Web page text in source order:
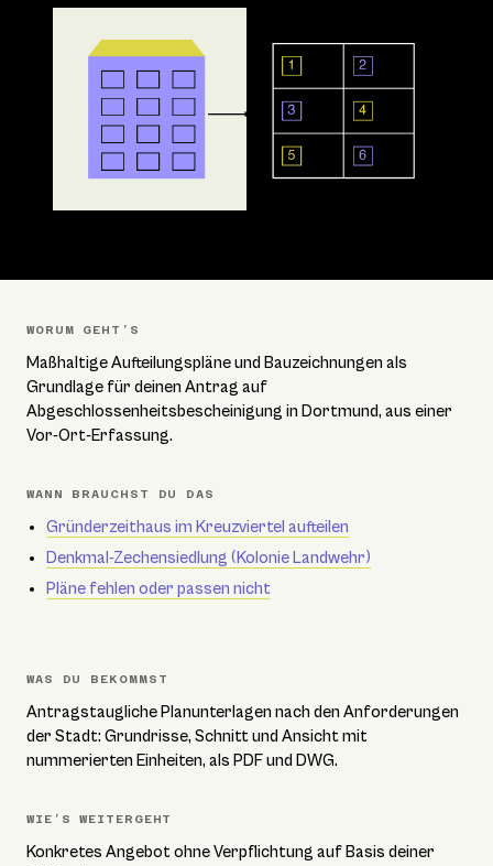
WORUM GEHT’S
Maßhaltige Aufteilungspläne und Bauzeichnungen als
Grundlage für deinen Antrag auf
Abgeschlossenheitsbescheinigung in Dortmund, aus einer
Vor-Ort-Erfassung.
WANN BRAUCHST DU DAS
Gründerzeithaus im Kreuzviertel aufteilen
Denkmal-Zechensiedlung (Kolonie Landwehr)
Pläne fehlen oder passen nicht
WAS DU BEKOMMST
Antragstaugliche Planunterlagen nach den Anforderungen
der Stadt: Grundrisse, Schnitt und Ansicht mit
nummerierten Einheiten, als PDF und DWG.
WIE’S WEITERGEHT
Konkretes Angebot ohne Verpflichtung auf Basis deiner